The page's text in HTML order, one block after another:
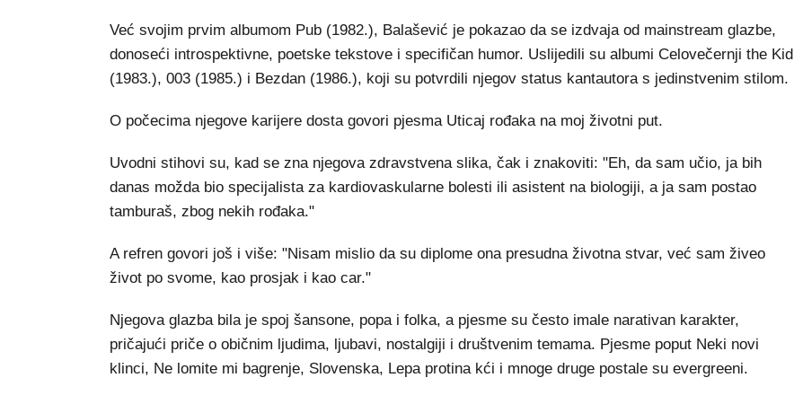
Već svojim prvim albumom Pub (1982.), Balašević je pokazao da se izdvaja od mainstream glazbe,
donoseći introspektivne, poetske tekstove i specifičan humor. Uslijedili su albumi Celovečernji the Kid
(1983.), 003 (1985.) i Bezdan (1986.), koji su potvrdili njegov status kantautora s jedinstvenim stilom.
O počecima njegove karijere dosta govori pjesma Uticaj rođaka na moj životni put.
Uvodni stihovi su, kad se zna njegova zdravstvena slika, čak i znakoviti: "Eh, da sam učio, ja bih
danas možda bio specijalista za kardiovaskularne bolesti ili asistent na biologiji, a ja sam postao
tamburaš, zbog nekih rođaka."
A refren govori još i više: "Nisam mislio da su diplome ona presudna životna stvar, već sam živeo
život po svome, kao prosjak i kao car."
Njegova glazba bila je spoj šansone, popa i folka, a pjesme su često imale narativan karakter,
pričajući priče o običnim ljudima, ljubavi, nostalgiji i društvenim temama. Pjesme poput Neki novi
klinci, Ne lomite mi bagrenje, Slovenska, Lepa protina kći i mnoge druge postale su evergreeni.